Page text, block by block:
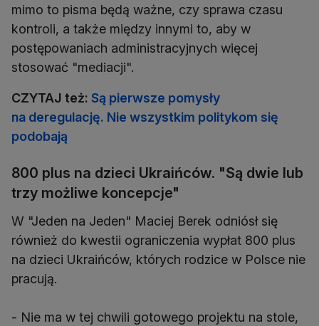
mimo to pisma będą ważne, czy sprawa czasu
kontroli, a także między innymi to, aby w
postępowaniach administracyjnych więcej
stosować "mediacji".
CZYTAJ też: Są pierwsze pomysły
na deregulację. Nie wszystkim politykom się
podobają
800 plus na dzieci Ukraińców. "Są dwie lub
trzy możliwe koncepcje"
W "Jeden na Jeden" Maciej Berek odniósł się
również do kwestii ograniczenia wypłat 800 plus
na dzieci Ukraińców, których rodzice w Polsce nie
pracują.
- Nie ma w tej chwili gotowego projektu na stole,